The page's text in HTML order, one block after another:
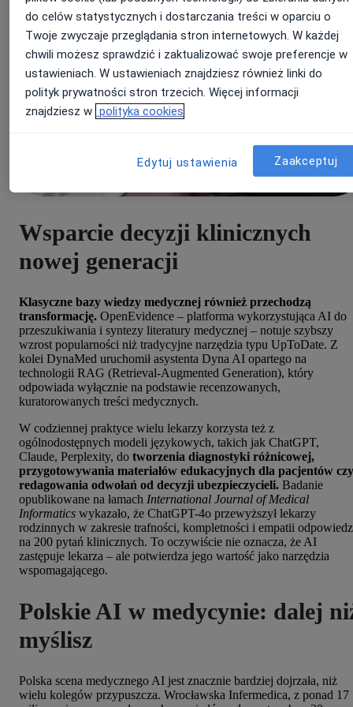
Wsparcie decyzji klinicznych
nowej generacji
Klasyczne bazy wiedzy medycznej również przechodzą
transformację. OpenEvidence – platforma wykorzystująca AI do
przeszukiwania i syntezy literatury medycznej – notuje szybszy
wzrost popularności niż tradycyjne narzędzia typu UpToDate. Z
kolei DynaMed uruchomił asystenta Dyna AI opartego na
technologii RAG (Retrieval-Augmented Generation), który
odpowiada wyłącznie na podstawie recenzowanych,
kuratorowanych treści medycznych.
W codziennej praktyce wielu lekarzy korzysta też z
ogólnodostępnych modeli językowych, takich jak ChatGPT,
Claude, Perplexity, do tworzenia diagnostyki różnicowej,
przygotowywania materiałów edukacyjnych dla pacjentów czy
redagowania odwołań od decyzji ubezpieczycieli. Badanie
opublikowane na łamach International Journal of Medical
Informatics wykazało, że ChatGPT-4o przewyższył lekarzy
rodzinnych w zakresie trafności, kompletności i empatii
na 200 pytań klinicznych. To oczywiście nie oznacza, że AI
zastępuje lekarza – ale potwierdza jego wartość jako narzędzia
wspomagającego.
Polskie AI w medycynie: dalej
myślisz
Polska scena medycznego AI jest znacznie bardziej dojrzała, niż
wielu kolegów przypuszcza. Wrocławska Infermedica, z ponad 17
do celów statystycznych i dostarczania treści w oparciu o
Twoje zwyczaje przeglądania stron internetowych. W każdej
chwili możesz sprawdzić i zaktualizować swoje preferencje w
ustawieniach. W ustawieniach znajdziesz również linki do
polityk prywatności stron trzecich. Więcej informacji
znajdziesz w polityka cookies
Edytuj ustawienia Zaakceptuj